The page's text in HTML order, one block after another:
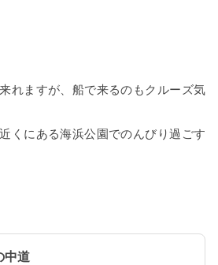
れますが、船で来るのもクルーズ気
くにある海浜公園でのんびり過ごす
中道